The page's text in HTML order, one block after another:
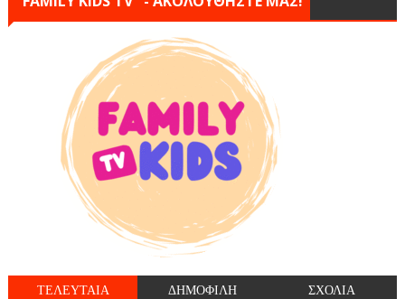
ΤΕΛΕΥΤΑΙΑ ΔΗΜΟΦΙΛΗ ΣΧΟΛΙΑ